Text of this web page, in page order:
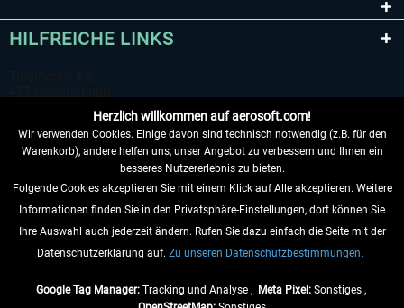
HILFREICHE LINKS
VERTRAG WIDERRUFEN
INFORMATIONEN
Herzlich willkommen auf aerosoft.com!
Wir verwenden Cookies. Einige davon sind technisch notwendig (z.B. für den
Warenkorb), andere helfen uns, unser Angebot zu verbessern und Ihnen ein
besseres Nutzererlebnis zu bieten.
Folgende Cookies akzeptieren Sie mit einem Klick auf Alle akzeptieren. Weitere
Informationen finden Sie in den Privatsphäre-Einstellungen, dort können Sie
Ihre Auswahl auch jederzeit ändern. Rufen Sie dazu einfach die Seite mit der
Datenschutzerklärung auf. Zu unseren Datenschutzbestimmungen.
Google Tag Manager:Tracking und Analyse , Meta Pixel:Sonstiges ,